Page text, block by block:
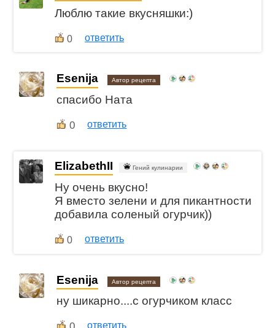
Люблю такие вкусняшки:)
0 ответить
Esenija Автор рецепта
спасибo Ната
0 ответить
ElizabethII Гений кулинарии
Ну очень вкусно!
Я вместо зелени и для пикантности
добавила соленый огурчик))
0 ответить
Esenija Автор рецепта
ну шикарно....с огурчиком класс
ответить